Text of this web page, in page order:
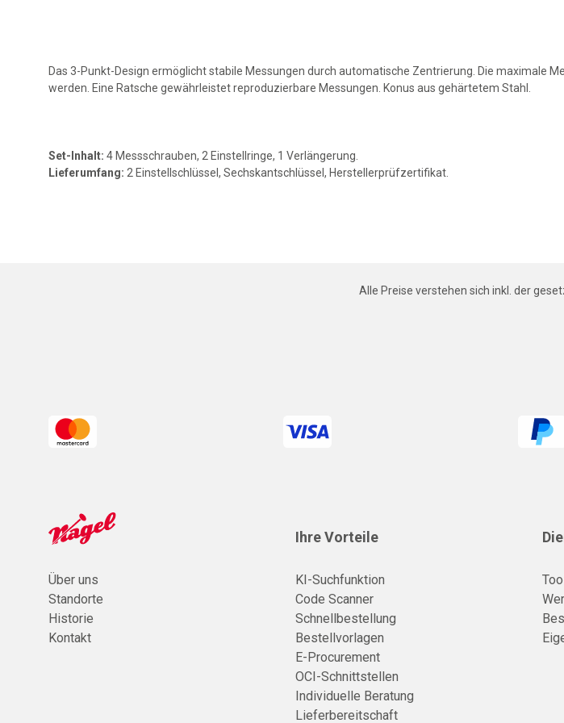
Das 3-Punkt-Design ermöglicht stabile Messungen durch automatische Zentrierung. Die maximale
werden. Eine Ratsche gewährleistet reproduzierbare Messungen. Konus aus gehärtetem Stahl.
Set-Inhalt: 4 Messschrauben, 2 Einstellringe, 1 Verlängerung.
Lieferumfang: 2 Einstellschlüssel, Sechskantschlüssel, Herstellerprüfzertifikat.
Alle Preise verstehen sich inkl. der
Über uns
Standorte
Historie
Kontakt
Ihre Vorteile
KI-Suchfunktion
Code Scanner
Schnellbestellung
Bestellvorlagen
E-Procurement
OCI-Schnittstellen
Individuelle Beratung
Lieferbereitschaft